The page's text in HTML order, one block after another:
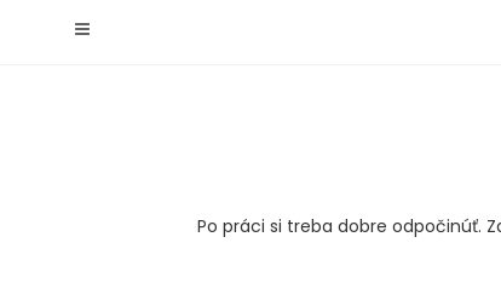
Po práci si treba dobre odpočinúť.